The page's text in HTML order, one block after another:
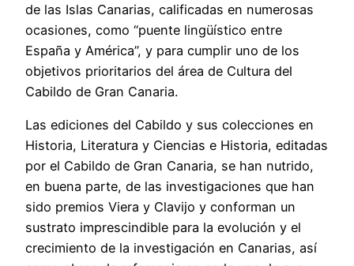
de las Islas Canarias, calificadas en numerosas
ocasiones, como “puente lingüístico entre
España y América”, y para cumplir uno de los
objetivos prioritarios del área de Cultura del
Cabildo de Gran Canaria.
Las ediciones del Cabildo y sus colecciones en
Historia, Literatura y Ciencias e Historia, editadas
por el Cabildo de Gran Canaria, se han nutrido,
en buena parte, de las investigaciones que han
sido premios Viera y Clavijo y conforman un
sustrato imprescindible para la evolución y el
crecimiento de la investigación en Canarias, así